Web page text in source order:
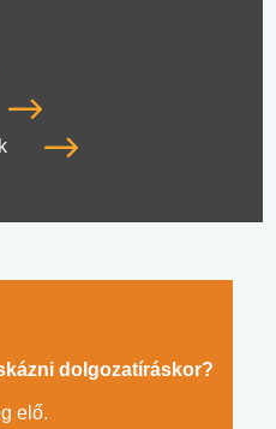
dolgozatíráskor?
elő.